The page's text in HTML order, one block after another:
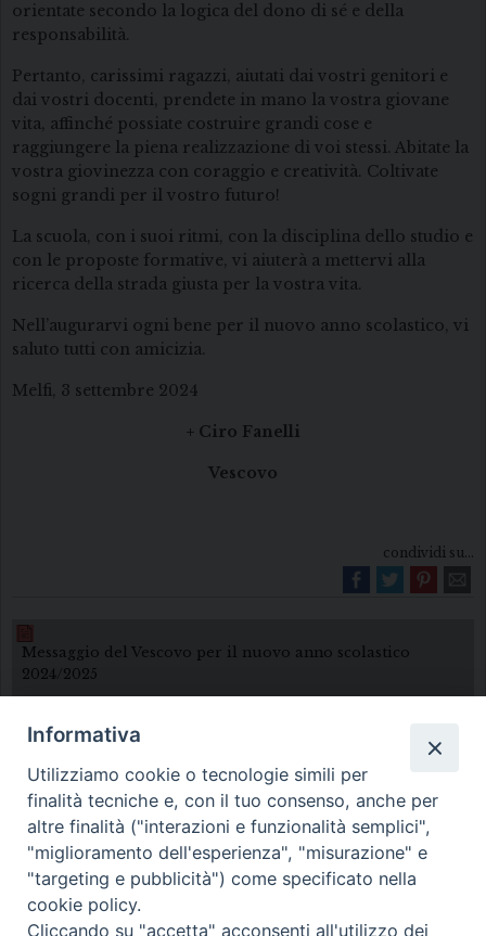
orientate secondo la logica del dono di sé e della
responsabilità.
Pertanto, carissimi ragazzi, aiutati dai vostri genitori e
dai vostri docenti, prendete in mano la vostra giovane
vita, affinché possiate costruire grandi cose e
raggiungere la piena realizzazione di voi stessi. Abitate la
vostra giovinezza con coraggio e creatività. Coltivate
sogni grandi per il vostro futuro!
La scuola, con i suoi ritmi, con la disciplina dello studio e
con le proposte formative, vi aiuterà a mettervi alla
ricerca della strada giusta per la vostra vita.
Nell’augurarvi ogni bene per il nuovo anno scolastico, vi
saluto tutti con amicizia.
Melfi, 3 settembre 2024
+ Ciro Fanelli
Vescovo
condividi su...
Messaggio del Vescovo per il nuovo anno scolastico
2024/2025
Diocesi di Melfi Rapolla Venosa
• Largo Duomo, 12 - 85025 MELFI (PZ) •
Informativa
Utilizziamo cookie o tecnologie simili per
finalità tecniche e, con il tuo consenso, anche per
altre finalità ("interazioni e funzionalità semplici",
"miglioramento dell'esperienza", "misurazione" e
"targeting e pubblicità") come specificato nella
cookie policy.
Cliccando su "accetta" acconsenti all'utilizzo dei